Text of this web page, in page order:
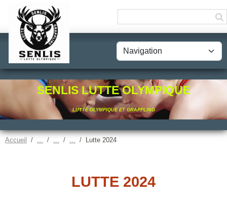
SENLIS LUTTE OLYMPIQUE
LUTTE OLYMPIQUE ET GRAPPLING
Accueil Lutte 2024
LUTTE 2024
Panneau de gestion des cookies